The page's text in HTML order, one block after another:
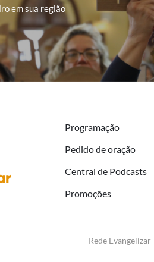
em sua região
Programação
Pedido de oração
Central de Podcasts
Promoções
Rede